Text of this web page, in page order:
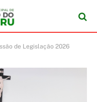
de Legislação 2026